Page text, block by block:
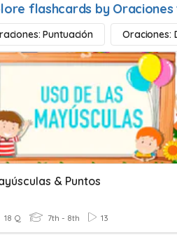
flashcards by Oraciones
Puntuación Oraciones:
& Puntos
18 Q 7th - 8th 13